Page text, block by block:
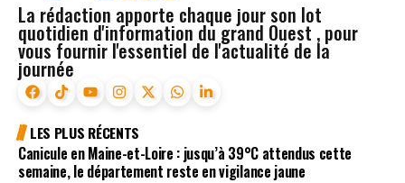
La rédaction apporte chaque jour son lot
quotidien d'information du grand Ouest , pour
vous fournir l'essentiel de l'actualité de la
journée
LES PLUS RÉCENTS
Canicule en Maine-et-Loire : jusqu’à 39°C attendus cette
semaine, le département reste en vigilance jaune